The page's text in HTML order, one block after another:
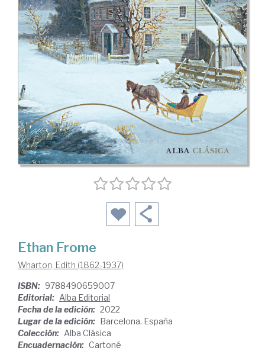
Ethan Frome
Wharton, Edith (1862-1937)
ISBN: 9788490659007
Editorial: Alba Editorial
Fecha de la edición: 2022
Lugar de la edición: Barcelona. España
Colección: Alba Clásica
Encuadernación: Cartoné